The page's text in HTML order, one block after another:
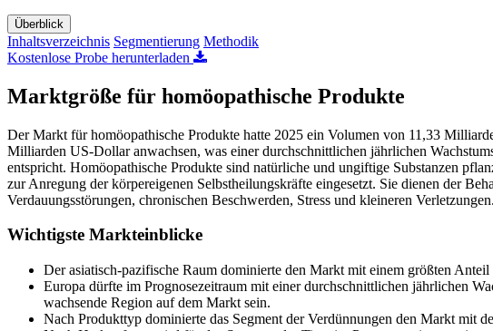
Überblick
Inhaltsverzeichnis Segmentierung Methodik
Kostenlose Probe herunterladen
Marktgröße für homöopathische Produkte
Der Markt für homöopathische Produkte hatte 2025 ein Volumen von 11,33
Milliarden US-Dollar anwachsen, was einer durchschnittlichen jährlichen
entspricht. Homöopathische Produkte sind natürliche und ungiftige Substanzen
zur Anregung der körpereigenen Selbstheilungskräfte eingesetzt. Sie dienen der
Verdauungsstörungen, chronischen Beschwerden, Stress und kleineren Verletzungen.
Wichtigste Markteinblicke
Der asiatisch-pazifische Raum dominierte den Markt mit einem größten
Europa dürfte im Prognosezeitraum mit einer durchschnittlichen jährlichen
wachsende Region auf dem Markt sein.
Nach Produkttyp dominierte das Segment der Verdünnungen den Markt mit